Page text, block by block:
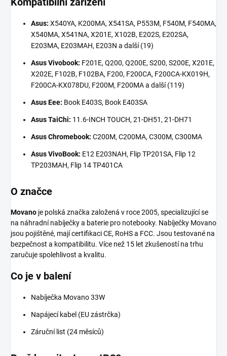
Asus: X540YA, K200MA, X541SA, P553M, F540M, F540MA,
X540MA, X541NA, X201E, X102B, E202S, E202SA,
E203MA, E203MAH, E203N a další (19)
Asus Vivobook: F201E, Q200, Q200E, S200, S200E, X201E,
X202E, F102B, F102BA, F200, F200CA, F200CA-KX019H,
F200CA-KX078DU, F200M, F200MA a další (119)
Asus Eee: Book E403S, Book E403SA
Asus TaiChi: 11.6-INCH TOUCH, 21-DH51, 21-DH71
Asus Chromebook: C200M, C200MA, C300M, C300MA
Asus VivoBook: E12 E203NAH, Flip TP201SA, Flip 12
TP203MAH, Flip 14 TP401CA
O značce
Movano je polská značka založená v roce 2005, specializující se
na náhradní nabíječky a baterie pro notebooky. Nabíječky Movano
jsou pojištěné, mají certifikaci CE, RoHS a FCC. Jsou testované na
bezpečnost a kompatibilitu. Více než 15 let zkušeností na trhu
zaručuje spolehlivost a kvalitu.
Co je v balení
Nabíječka Movano 33W
Napájecí kabel (EU zástrčka)
Záruční list (24 měsíců)